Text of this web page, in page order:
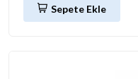
Sepete Ekle